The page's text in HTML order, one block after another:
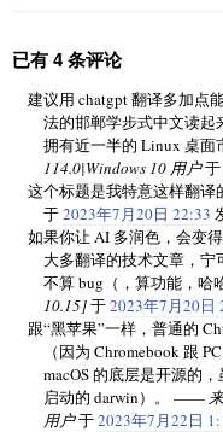
已有 4 条评论
建议用 chatgpt 翻译多加点
法的邯郸学步式中文读
拥有近一半的 Linux 桌
114.0|Windows 10 用户于
这个标题是我特意这样翻
于2023年7月20日 22:33
如果你让 AI 多润色，会变
大多翻译的技术文章，
不算 bug（，算功能，
10.15]于2023年7月20日
跟“黑苹果”一样，普通的
（因为 Chromebook 跟
macOS 的底层是开源的
启动的 darwin）。 ——
用户于2023年7月22日